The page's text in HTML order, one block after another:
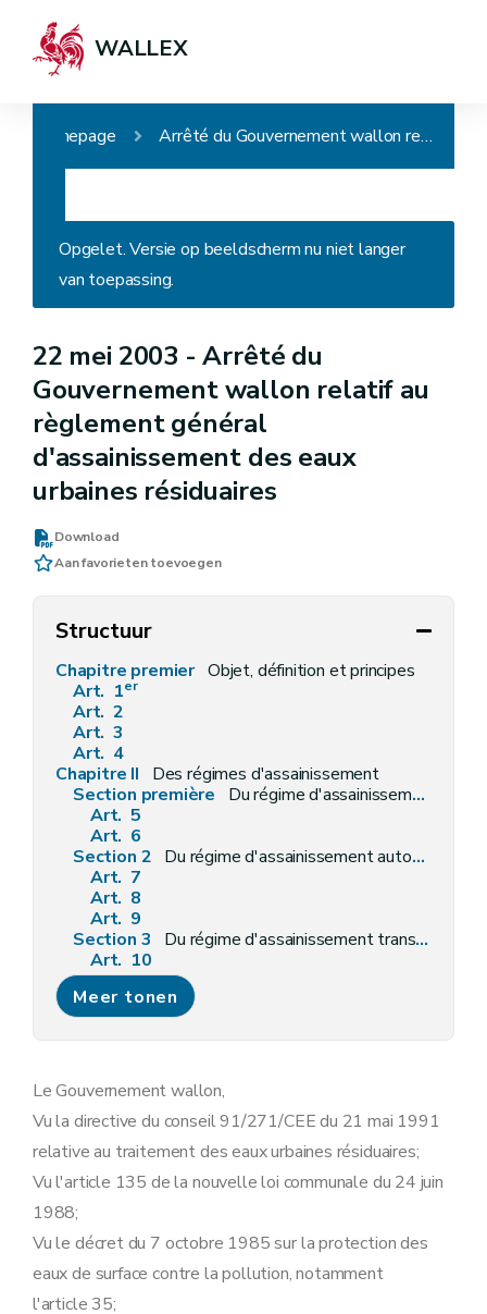
WALLEX
Homepage Arrêté du Gouvernement wallon relatif au règlement général d'assainissement des eaux urbaines résiduaires
Opgelet. Versie op beeldscherm nu niet langer
van toepassing.
22 mei 2003 -Arrêté du
Gouvernement wallon relatif au
règlement général
d'assainissement des eaux
urbaines résiduaires
Download
Aan favorieten toevoegen
Structuur
Chapitre premier Objet, définition et principes
Art. 1er
Art. 2
Art. 3
Art. 4
Chapitre II
Des régimes d'assainissement
Section première
Du régime d'assainissement collectif
Art. 5
Art. 6
Section 2 Du régime d'assainissement autonome
Art. 7
Art. 8
Art. 9
Section 3
Du régime d'assainissement transitoire
Art. 10
Art. 11
Chapitre III Des plans d'assainissement par sous-bassin hydrographique
Art. 12
Art. 15
Art. 17
Art. 18
Art. 19
Chapitre V
Art. 20
Art. 21
Art. 22
Meer tonen
Le Gouvernement wallon,
Vu la directive du conseil 91/271/CEE du 21 mai 1991
relative au traitement des eaux urbaines résiduaires;
Vu l'article 135 de la nouvelle loi communale du 24 juin
1988;
Vu le décret du 7 octobre 1985 sur la protection des
eaux de surface contre la pollution, notamment
l'article 35;